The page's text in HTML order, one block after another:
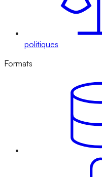
politiques
Formats